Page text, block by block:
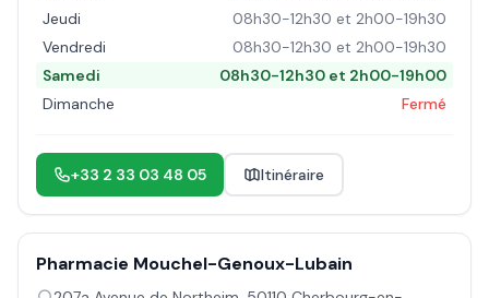
Jeudi
08h30-12h30 et 2h00-19h30
Vendredi
08h30-12h30 et 2h00-19h30
Samedi
08h30-12h30 et 2h00-19h00
Dimanche
Fermé
+33 2 33 03 48 05 Itinéraire
Pharmacie Mouchel-Genoux-Lubain